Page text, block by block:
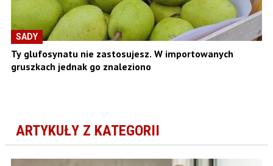
SADY
Ty glufosynatu nie zastosujesz. W importowanych
gruszkach jednak go znaleziono
ARTYKUŁY Z KATEGORII